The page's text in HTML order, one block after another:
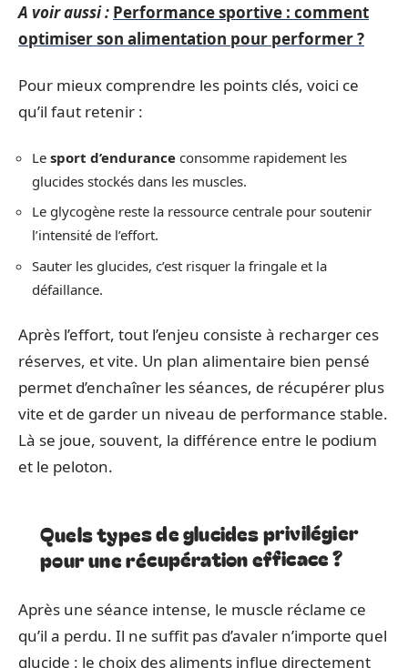
A voir aussi : Performance sportive : comment
optimiser son alimentation pour performer ?
Pour mieux comprendre les points clés, voici ce
qu’il faut retenir :
Le sport d’endurance consomme rapidement les
glucides stockés dans les muscles.
Le glycogène reste la ressource centrale pour soutenir
l’intensité de l’effort.
Sauter les glucides, c’est risquer la fringale et la
défaillance.
Après l’effort, tout l’enjeu consiste à recharger ces
réserves, et vite. Un plan alimentaire bien pensé
permet d’enchaîner les séances, de récupérer plus
vite et de garder un niveau de performance stable.
Là se joue, souvent, la différence entre le podium
et le peloton.
Quels types de glucides privilégier
pour une récupération efficace ?
Après une séance intense, le muscle réclame ce
qu’il a perdu. Il ne suffit pas d’avaler n’importe quel
glucide : le choix des aliments influe directement